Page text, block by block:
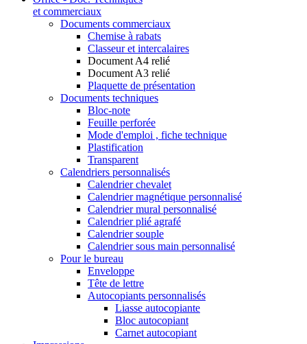
et commerciaux
Documents commerciaux
Chemise à rabats
Classeur et intercalaires
Document A4 relié
Document A3 relié
Plaquette de présentation
Documents techniques
Bloc-note
Feuille perforée
Mode d'emploi , fiche technique
Plastification
Transparent
Calendriers personnalisés
Calendrier chevalet
Calendrier magnétique personnalisé
Calendrier mural personnalisé
Calendrier plié agrafé
Calendrier souple
Calendrier sous main personnalisé
Pour le bureau
Enveloppe
Tête de lettre
Autocopiants personnalisés
Liasse autocopiante
Bloc autocopiant
Carnet autocopiant